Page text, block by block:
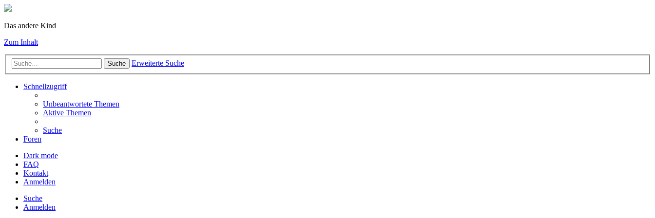
Das andere Kind
Zum Inhalt
Suche Erweiterte Suche
Schnellzugriff
Unbeantwortete Themen
Aktive Themen
Suche
Foren
Dark mode
FAQ
Kontakt
Anmelden
Suche
Anmelden